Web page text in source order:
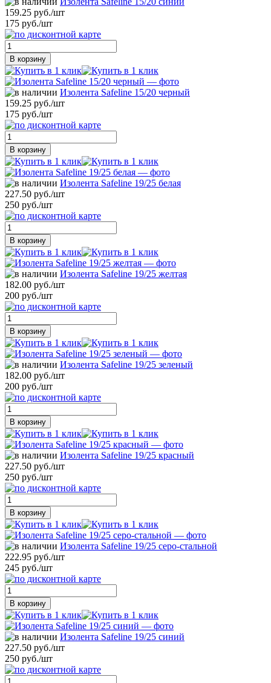
159.25 руб./шт
175 руб./шт
В корзину
Изолента Safeline 15/20 черный
159.25 руб./шт
175 руб./шт
В корзину
Изолента Safeline 19/25 белая
227.50 руб./шт
250 руб./шт
В корзину
Изолента Safeline 19/25 желтая
182.00 руб./шт
200 руб./шт
В корзину
Изолента Safeline 19/25 зеленый
182.00 руб./шт
200 руб./шт
В корзину
Изолента Safeline 19/25 красный
227.50 руб./шт
250 руб./шт
В корзину
Изолента Safeline 19/25 серо-стальной
222.95 руб./шт
245 руб./шт
В корзину
Изолента Safeline 19/25 синий
227.50 руб./шт
250 руб./шт